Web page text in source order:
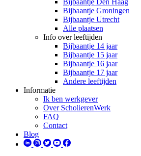
Bijbaantje Den Haag
Bijbaantje Groningen
Bijbaantje Utrecht
Alle plaatsen
Info over leeftijden
Bijbaantje 14 jaar
Bijbaantje 15 jaar
Bijbaantje 16 jaar
Bijbaantje 17 jaar
Andere leeftijden
Informatie
Ik ben werkgever
Over ScholierenWerk
FAQ
Contact
Blog